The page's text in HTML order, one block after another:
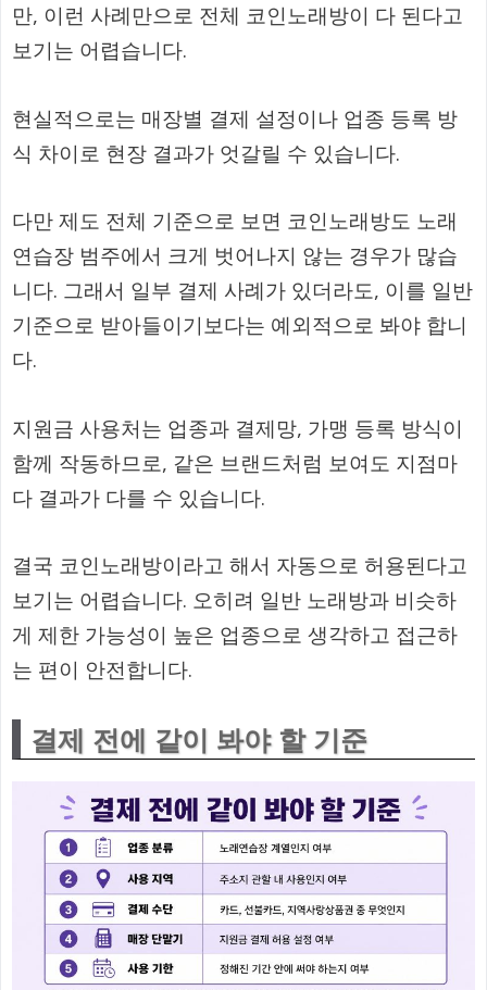
만, 이런 사례만으로 전체 코인노래방이 다 된다고
보기는 어렵습니다.
현실적으로는 매장별 결제 설정이나 업종 등록 방
식 차이로 현장 결과가 엇갈릴 수 있습니다.
다만 제도 전체 기준으로 보면 코인노래방도 노래
연습장 범주에서 크게 벗어나지 않는 경우가 많습
니다. 그래서 일부 결제 사례가 있더라도, 이를 일반
기준으로 받아들이기보다는 예외적으로 봐야 합니
다.
지원금 사용처는 업종과 결제망, 가맹 등록 방식이
함께 작동하므로, 같은 브랜드처럼 보여도 지점마
다 결과가 다를 수 있습니다.
결국 코인노래방이라고 해서 자동으로 허용된다고
보기는 어렵습니다. 오히려 일반 노래방과 비슷하
게 제한 가능성이 높은 업종으로 생각하고 접근하
는 편이 안전합니다.
결제 전에 같이 봐야 할 기준